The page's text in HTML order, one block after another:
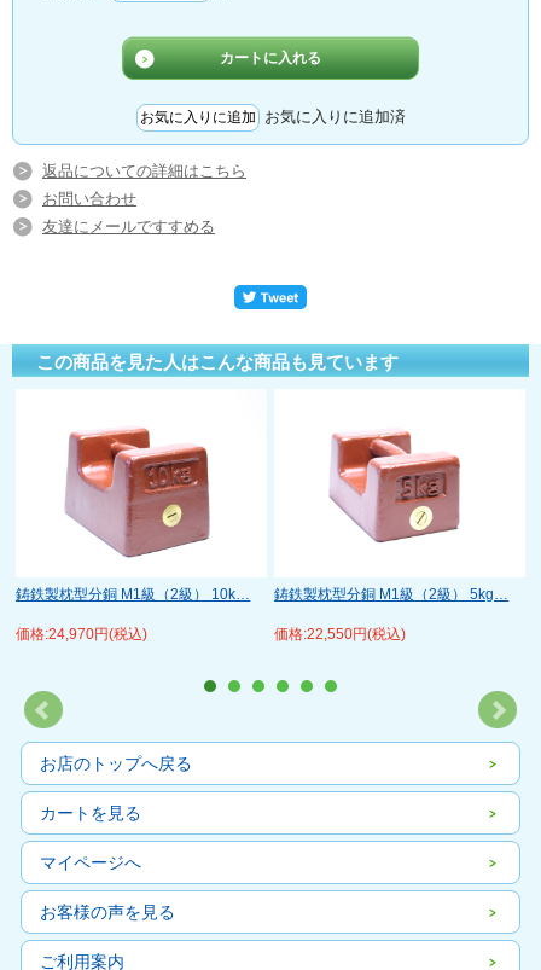
お気に入りに追加済
返品についての詳細はこちら
お問い合わせ
友達にメールですすめる
この商品を見た人はこんな商品も見ています
鋳鉄製枕型分銅 M1級（2級） 10k…
価格:24,970円(税込)
鋳鉄製枕型分銅 M1級（2級） 5kg…
価格:22,550円(税込)
お店のトップへ戻る
カートを見る
マイページへ
お客様の声を見る
ご利用案内